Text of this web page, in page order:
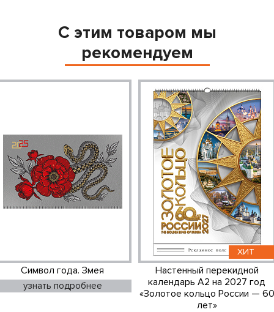
С этим товаром мы
рекомендуем
Символ года. Змея
узнать подробнее
ХИТ
Настенный перекидной
календарь А2 на 2027 год
«Золотое кольцо России — 60
лет»